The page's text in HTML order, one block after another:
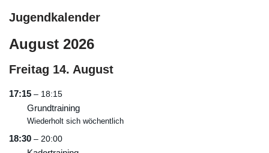
Jugendkalender
August 2026
Freitag 14. August
17:15 – 18:15
Grundtraining
Wiederholt sich wöchentlich
18:30 – 20:00